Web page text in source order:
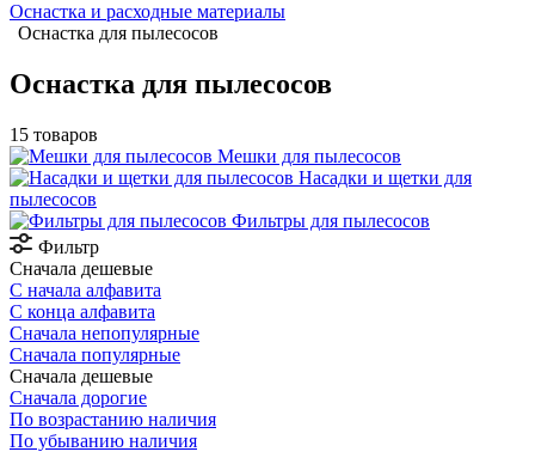
Оснастка и расходные материалы
Оснастка для пылесосов
Оснастка для пылесосов
15 товаров
Мешки для пылесосов
Насадки и щетки для
пылесосов
Фильтры для пылесосов
Фильтр
Сначала дешевые
С начала алфавита
С конца алфавита
Сначала непопулярные
Сначала популярные
Сначала дешевые
Сначала дорогие
По возрастанию наличия
По убыванию наличия